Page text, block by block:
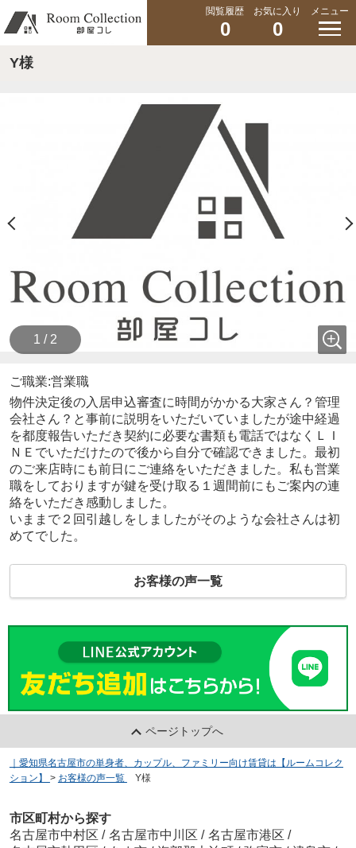
閲覧履歴
0
お気に入り
0
メニュー
Y様
1 / 2
ご職業:営業職
物件決定後の入居申込審査に時間がかかる大家さん？管理
会社さん？と事前に説明をいただいていましたが途中経過
を都度報告いただき契約に必要な書類も電話ではなくＬＩ
ＮＥでいただけたので後から自分で確認できました。最初
のご来店時にも前日にご連絡をいただきました。私も営業
職をしておりますが鍵を受け取る１週間前にもご案内の連
絡をいただき感動しました。
いままで２回引越しをしましたがそのような会社さんは初
めてでした。
お客様の声一覧
ページトップへ
｜愛知県名古屋市の単身者、カップル、ファミリー向け賃貸は【ルームコレク
ション】
> お客様の声一覧 Y様
市区町村から探す
名古屋市中村区 / 名古屋市中川区 / 名古屋市港区 /